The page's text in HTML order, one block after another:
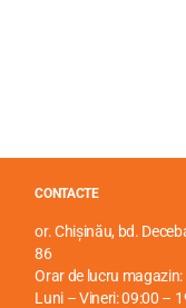
CONTACTE
or. Chișinău, bd.
86
Orar de lucru magazin:
Luni – Vineri: 09:00 –